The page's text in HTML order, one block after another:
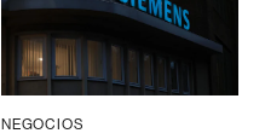
NEGOCIOS